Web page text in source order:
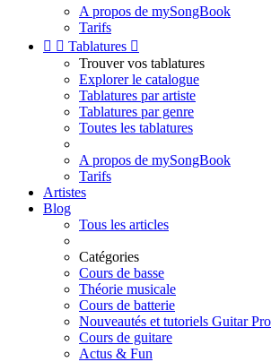
A propos de mySongBook
Tarifs
  Tablatures 
Trouver vos tablatures
Explorer le catalogue
Tablatures par artiste
Tablatures par genre
Toutes les tablatures
A propos de mySongBook
Tarifs
Artistes
Blog
Tous les articles
Catégories
Cours de basse
Théorie musicale
Cours de batterie
Nouveautés et tutoriels Guitar Pro
Cours de guitare
Actus & Fun